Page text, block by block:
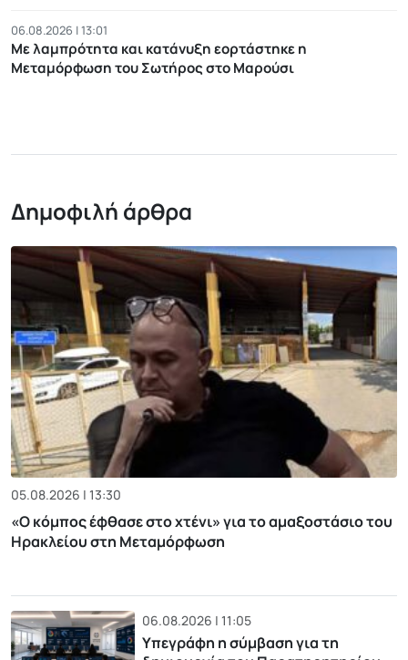
06.08.2026 | 13:01
Με λαμπρότητα και κατάνυξη εορτάστηκε η
Μεταμόρφωση του Σωτήρος στο Μαρούσι
Δημοφιλή άρθρα
05.08.2026 | 13:30
«Ο κόμπος έφθασε στο χτένι» για το αμαξοστάσιο του
Ηρακλείου στη Μεταμόρφωση
06.08.2026 | 11:05
Υπεγράφη η σύμβαση για τη